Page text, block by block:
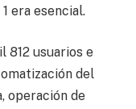
era esencial.
812 usuarios e
del
operación de